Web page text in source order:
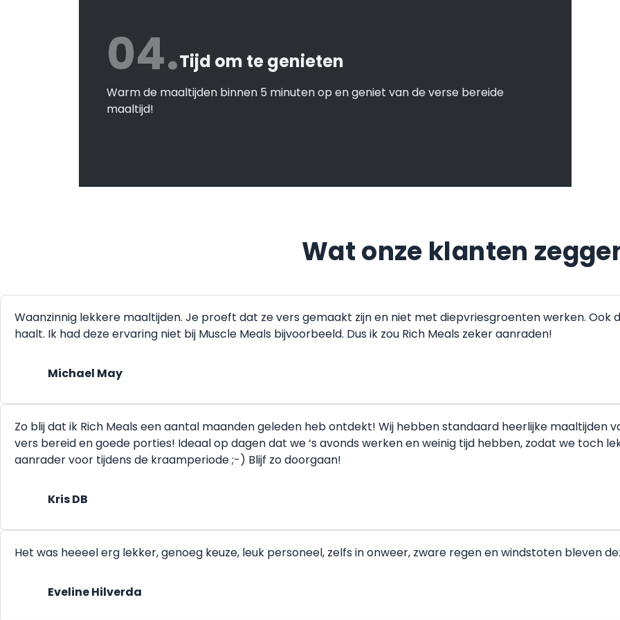
04.Tijd om te genieten
Warm de maaltijden binnen 5 minuten op en geniet van de verse bereide
maaltijd!
Wat onze klanten
Waanzinnig lekkere maaltijden. Je proeft dat ze vers gemaakt zijn en niet met diepvriesgroenten werken.
haalt. Ik had deze ervaring niet bij Muscle Meals bijvoorbeeld. Dus ik zou Rich Meals zeker aanraden!
Michael May
Zo blij dat ik Rich Meals een aantal maanden geleden heb ontdekt! Wij hebben standaard heerlijke maaltijden
vers bereid en goede porties! Ideaal op dagen dat we ‘s avonds werken en weinig tijd hebben, zodat we toch
aanrader voor tijdens de kraamperiode ;-) Blijf zo doorgaan!
Kris DB
Het was heeeel erg lekker, genoeg keuze, leuk personeel, zelfs in onweer, zware regen en windstoten bleven
Eveline Hilverda